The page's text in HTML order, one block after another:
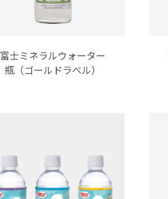
富士ミネラルウォーター
瓶（ゴールドラベル）